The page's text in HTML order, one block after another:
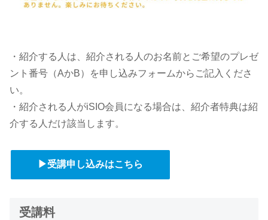
・紹介する人は、紹介される人のお名前とご希望のプレゼ
ント番号（AかB）を申し込みフォームからご記入くださ
い。
・紹介される人がiSIO会員になる場合は、紹介者特典は紹
介する人だけ該当します。
▶受講申し込みはこちら
受講料